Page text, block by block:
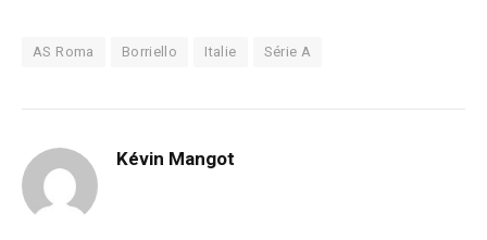
AS Roma Borriello Italie Série A
Kévin Mangot